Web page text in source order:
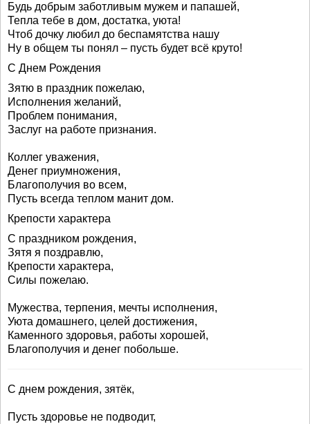
Будь добрым заботливым мужем и папашей,
Тепла тебе в дом, достатка, уюта!
Чтоб дочку любил до беспамятства нашу
Ну в общем ты понял – пусть будет всё круто!
С Днем Рождения
Зятю в праздник пожелаю,
Исполнения желаний,
Проблем понимания,
Заслуг на работе признания.
Коллег уважения,
Денег приумножения,
Благополучия во всем,
Пусть всегда теплом манит дом.
Крепости характера
С праздником рождения,
Зятя я поздравлю,
Крепости характера,
Силы пожелаю.
Мужества, терпения, мечты исполнения,
Уюта домашнего, целей достижения,
Каменного здоровья, работы хорошей,
Благополучия и денег побольше.
С днем рождения, зятёк,
Пусть здоровье не подводит,